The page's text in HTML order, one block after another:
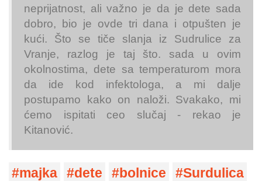
neprijatnost, ali važno je da je dete sada
dobro, bio je ovde tri dana i otpušten je
kući. Što se tiče slanja iz Sudrulice za
Vranje, razlog je taj što. sada u ovim
okolnostima, dete sa temperaturom mora
da ide kod infektologa, a mi dalje
postupamo kako on naloži. Svakako, mi
ćemo ispitati ceo slučaj - rekao je
Kitanović.
majka dete bolnice
Surdulica